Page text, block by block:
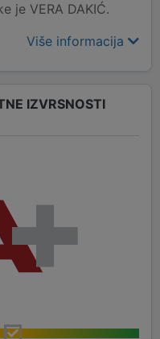
je VERA DAKIĆ.
Više informacija
IZVRSNOSTI